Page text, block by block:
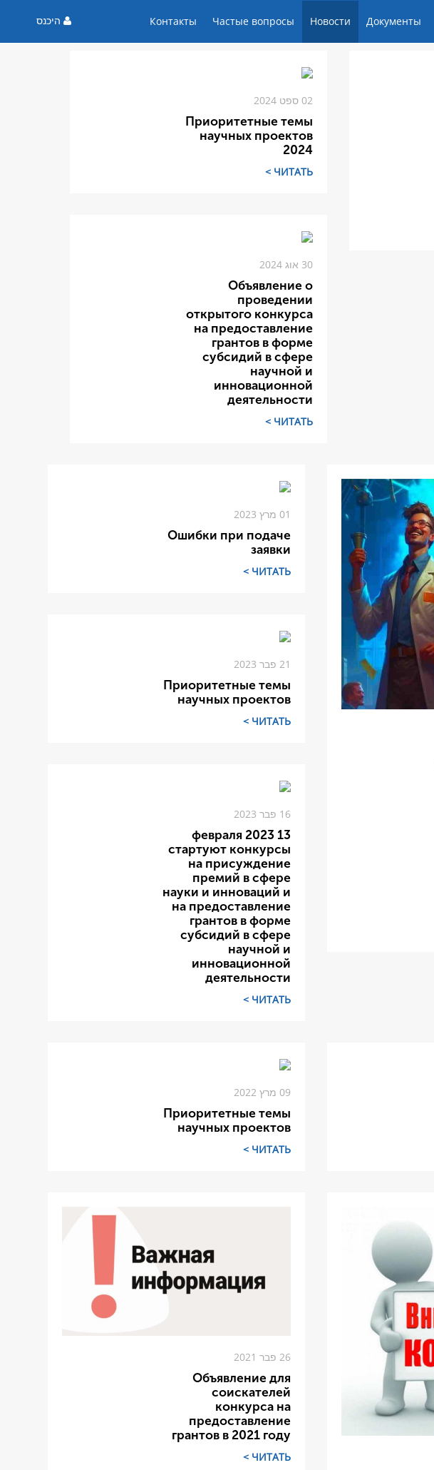
Документы
Новости
Частые вопросы
Контакты היכנס
02 ספט 2024
Приоритетные темы
научных проектов
2024
ЧИТАТЬ >
30 אוג 2024
Объявление о
проведении
открытого конкурса
на предоставление
грантов в форме
субсидий в сфере
научной и
инновационной
деятельности
ЧИТАТЬ >
01 מרץ 2023
Ошибки при подаче
заявки
ЧИТАТЬ >
21 פבר 2023
Приоритетные темы
научных проектов
ЧИТАТЬ >
16 פבר 2023
13 февраля 2023
стартуют конкурсы
на присуждение
премий в сфере
науки и инноваций и
на предоставление
грантов в форме
субсидий в сфере
научной и
инновационной
деятельности
ЧИТАТЬ >
09 מרץ 2022
Приоритетные темы
научных проектов
ЧИТАТЬ >
26 פבר 2021
Объявление для
соискателей
конкурса на
предоставление
грантов в 2021 году
ЧИТАТЬ >